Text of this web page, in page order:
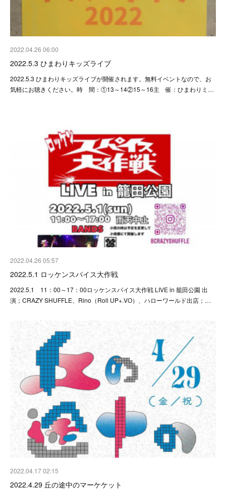
2022.04.26 06:00
2022.5.3 ひまわりキッズライブ
2022.5.3 ひまわりキッズライブが開催されます。無料イベントなので、お
気軽にお聴きください。時 間：①13～14②15～16主 催：ひまわりミ…
2022.04.26 05:57
2022.5.1 ロッケンスパイス大作戦
2022.5.1 11：00～17：00ロッケンスパイス大作戦 LIVE in 籠田公園 出
演；CRAZY SHUFFLE、Rino（Roll UP+.VO）、ハローワールド出店；…
2022.04.17 02:15
2022.4.29 丘の途中のマーケケット